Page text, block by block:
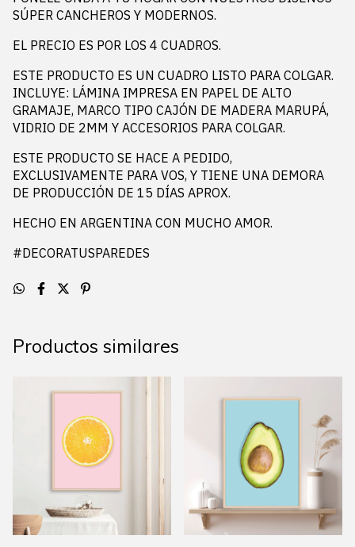
SÚPER CANCHEROS Y MODERNOS.
EL PRECIO ES POR LOS 4 CUADROS.
ESTE PRODUCTO ES UN CUADRO LISTO PARA COLGAR.
INCLUYE: LÁMINA IMPRESA EN PAPEL DE ALTO
GRAMAJE, MARCO TIPO CAJÓN DE MADERA MARUPÁ,
VIDRIO DE 2MM Y ACCESORIOS PARA COLGAR.
ESTE PRODUCTO SE HACE A PEDIDO,
EXCLUSIVAMENTE PARA VOS, Y TIENE UNA DEMORA
DE PRODUCCIÓN DE 15 DÍAS APROX.
HECHO EN ARGENTINA CON MUCHO AMOR.
#DECORATUSPAREDES
Productos similares